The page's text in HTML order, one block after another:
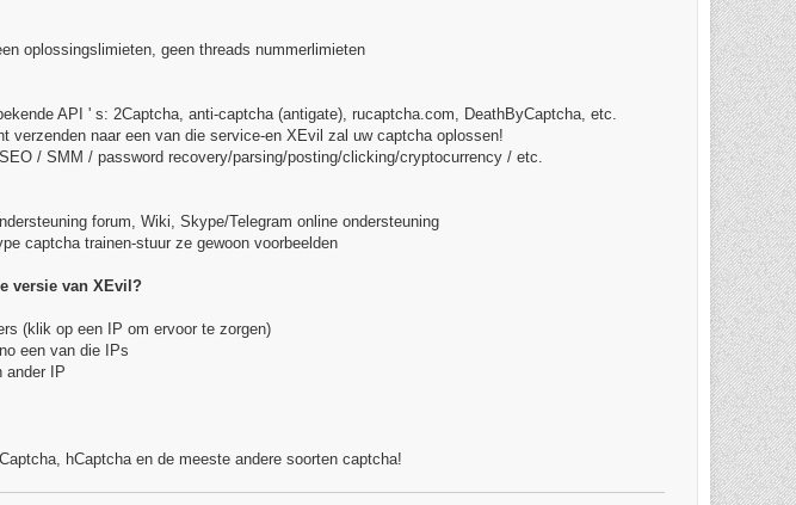
oplossingslimieten, geen threads nummerlimieten
API ' s: 2Captcha, anti-captcha (antigate), rucaptcha.com, DeathByCaptcha, etc.
verzenden naar een van die service-en XEvil zal uw captcha oplossen!
/ SMM / password recovery/parsing/posting/clicking/cryptocurrency / etc.
forum, Wiki, Skype/Telegram online ondersteuning
captcha trainen-stuur ze gewoon voorbeelden
versie van XEvil?
(klik op een IP om ervoor te zorgen)
een van die IPs
ander IP
hCaptcha en de meeste andere soorten captcha!